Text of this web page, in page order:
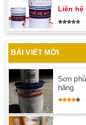
Liên hệ
BÀI VIẾT MỚI
Sơn
hãng